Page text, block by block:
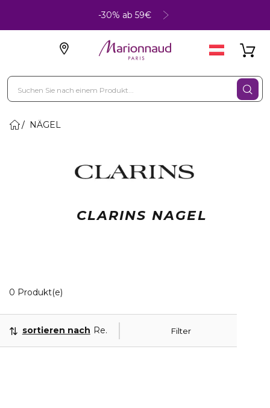
-30% ab 59€
NÄGEL
CLARINS NAGEL
0 Produkt(e)
Filter
sortieren nach Relevanz